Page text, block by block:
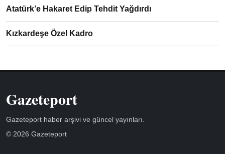
Atatürk’e Hakaret Edip Tehdit Yağdırdı
Kızkardeşe Özel Kadro
Gazeteport
Gazeteport haber arşivi ve güncel yayınları.
© 2026 Gazeteport